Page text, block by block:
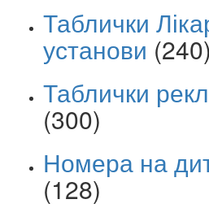
Таблички
установи (240)
Таблички
(300)
Номера на
(128)